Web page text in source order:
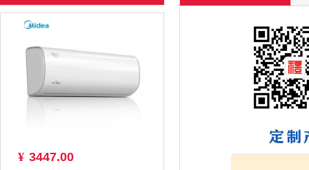
¥ 3447.00